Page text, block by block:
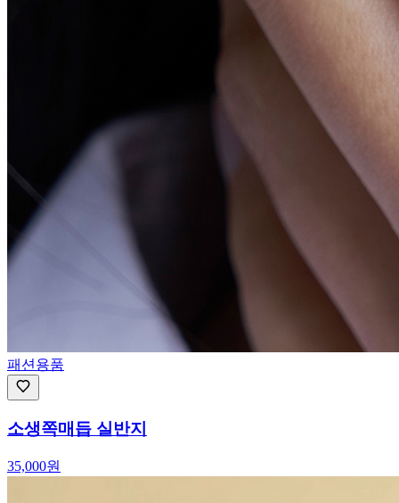
패션용품
소생쪽매듭 실반지
35,000원